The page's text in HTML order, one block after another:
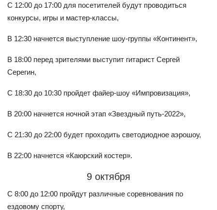
С 12:00 до 17:00 для посетителей будут проводиться
конкурсы, игры и мастер-классы,
В 12:30 начнется выступление шоу-группы «Континент»,
В 18:00 перед зрителями выступит гитарист Сергей
Серегин,
С 18:30 до 10:30 пройдет файер-шоу «Импровизация»,
В 20:00 начнется ночной этап «Звездный путь-2022»,
С 21:30 до 22:00 будет проходить светодиодное аэрошоу,
В 22:00 начнется «Каюрский костер».
9 октября
С 8:00 до 12:00 пройдут различные соревнования по
ездовому спорту,